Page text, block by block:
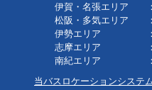
伊賀・名張エリア
松阪・多気エリア
伊勢エリア ：伊
志摩エリア ：志
南紀エリア ：南
当バスロケーションシステ